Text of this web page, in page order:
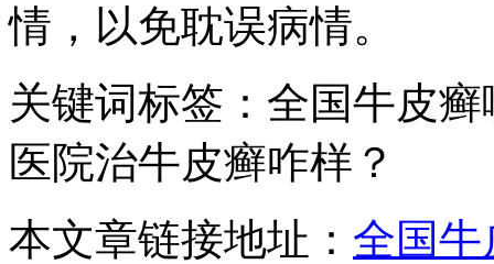
情，以免耽误病情。
关键词标签：全国牛皮
医院治牛皮癣咋样？
本文章链接地址： 全国